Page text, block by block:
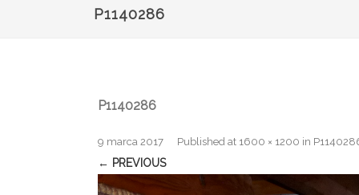
P1140286
P1140286
Published
9 marca 2017 at 1600 × 1200 in
← PREVIOUS